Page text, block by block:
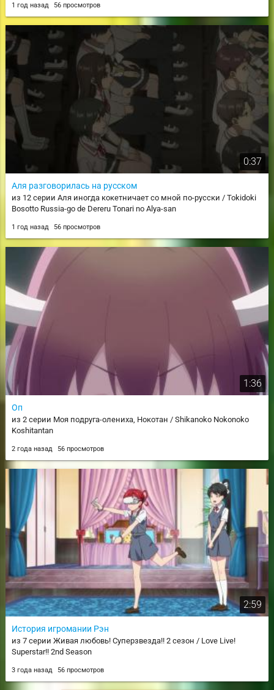
1 год назад 56 просмотров
0:37
Аля разговорилась на русском
из 12 серии Аля иногда кокетничает со мной по-русски / Tokidoki
Bosotto Russia-go de Dereru Tonari no Alya-san
1 год назад 56 просмотров
1:36
Оп
из 2 серии Моя подруга-олениха, Нокотан / Shikanoko Nokonoko
Koshitantan
2 года назад 56 просмотров
2:59
История игромании Рэн
из 7 серии Живая любовь! Суперзвезда!! 2 сезон / Love Live!
Superstar!! 2nd Season
3 года назад 56 просмотров